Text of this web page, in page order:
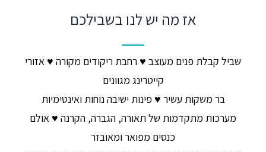
אז מה יש לנו בשבילכם​
שביל קבלת פנים מעוצב ♥ רחבת ריקודים מקורה ♥ אזורי
קייטרינג מגוונים
בר משקות עשיר ♥ פינות ישיבה נוחות ואינטימיות
מערכות מתקדמות של תאורה, הגברה, הקרנה ♥ אולם
כנסים מפואר ומאובזר